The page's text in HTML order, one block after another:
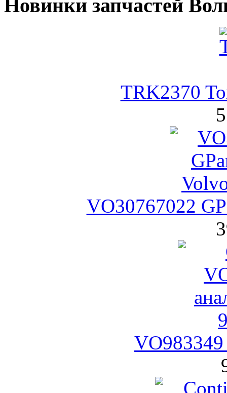
Новинки запчастей
TRK2370
VO30767022
VO983349